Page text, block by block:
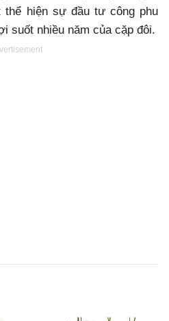
thể hiện sự đầu tư công phu
suốt nhiều năm của cặp đôi.